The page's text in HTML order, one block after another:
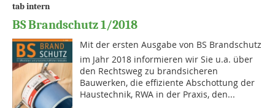
tab intern
BS Brandschutz 1/2018
Mit der ersten Ausgabe von BS Brandschutz
im Jahr 2018 informieren wir Sie u.a. über
den Rechtsweg zu brandsicheren
Bauwerken, die effiziente Abschottung der
Haustechnik, RWA in der Praxis, den...